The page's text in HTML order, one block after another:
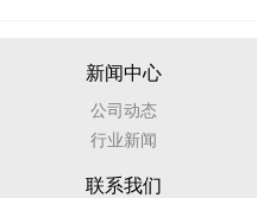
新闻中心
公司动态
行业新闻
联系我们